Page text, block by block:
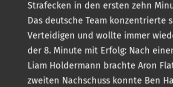
Strafecken in den ersten zehn
Das deutsche Team konzentrierte
Verteidigen und wollte immer
der 8. Minute mit Erfolg: Nach
Liam Holdermann brachte Aron
zweiten Nachschuss konnte Ben